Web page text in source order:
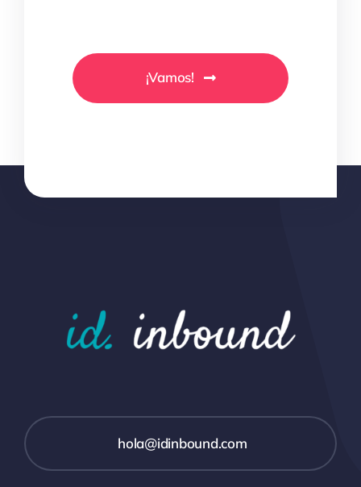
¡Vamos!
hola@idinbound.com